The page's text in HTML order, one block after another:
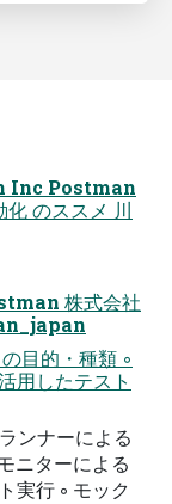
Inc Postman
のススメ 川
株式会社
目的・種類 ◦
用したテスト
ンナーによる
ニターによる
実行 ◦ モック